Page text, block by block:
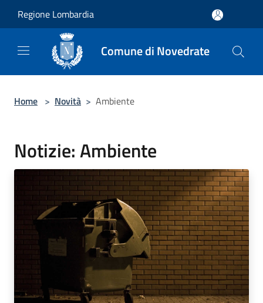
Regione Lombardia
Comune di Novedrate
Home > Novità > Ambiente
Notizie: Ambiente